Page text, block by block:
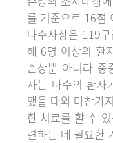
를 기준으로 16점
다수사상은 119
해 6명 이상의 환
손상뿐 아니라 중
사는 다수의 환자
했을 때와 마찬가
한 치료를 할 수
련하는 데 필요한